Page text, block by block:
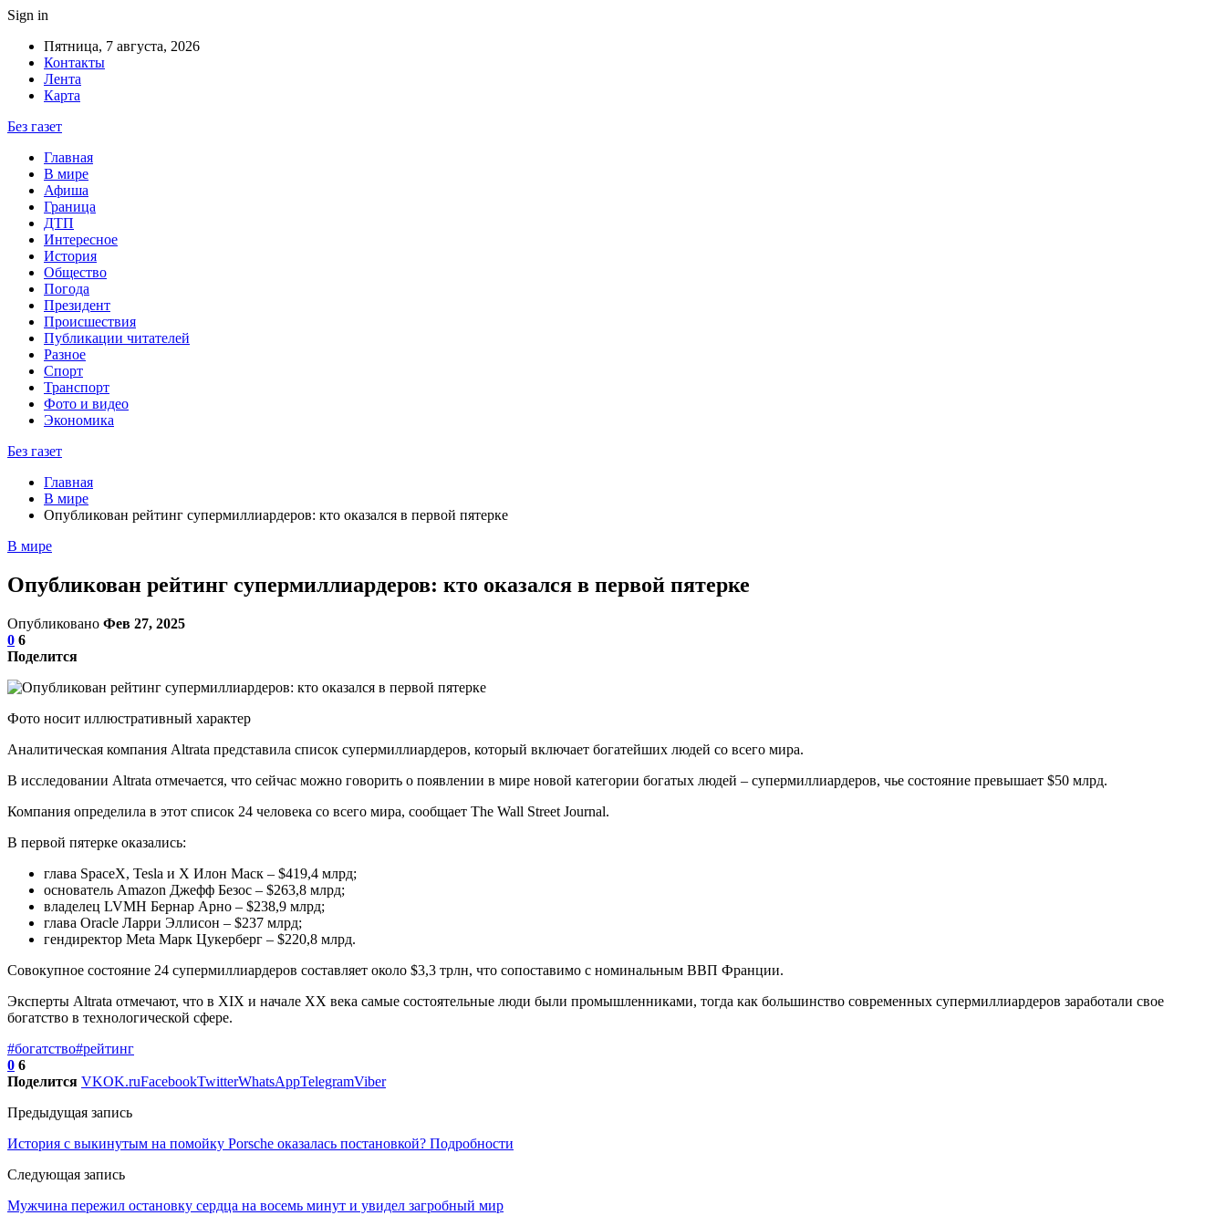
Sign in
Пятница, 7 августа, 2026
Контакты
Лента
Карта
Без газет
Главная
В мире
Афиша
Граница
ДТП
Интересное
История
Общество
Погода
Президент
Происшествия
Публикации читателей
Разное
Спорт
Транспорт
Фото и видео
Экономика
Без газет
Главная
В мире
Опубликован рейтинг супермиллиардеров: кто оказался в первой пятерке
В мире
Опубликован рейтинг супермиллиардеров: кто оказался в первой пятерке
Опубликовано Фев 27, 2025
0 6
Поделится
Фото носит иллюстративный характер
Аналитическая компания Altratа представила список супермиллиардеров, который включает богатейших людей со всего мира.
В исследовании Altrata отмечается, что сейчас можно говорить о появлении в мире новой категории богатых людей – супермиллиардеров, чье состояние превышает $50 млрд.
Компания определила в этот список 24 человека со всего мира, сообщает The Wall Street Journal.
В первой пятерке оказались:
глава SpaceX, Tesla и X Илон Маск – $419,4 млрд;
основатель Amazon Джефф Безос – $263,8 млрд;
владелец LVMH Бернар Арно – $238,9 млрд;
глава Oracle Ларри Эллисон – $237 млрд;
гендиректор Meta Марк Цукерберг – $220,8 млрд.
Совокупное состояние 24 супермиллиардеров составляет около $3,3 трлн, что сопоставимо с номинальным ВВП Франции.
Эксперты Altrata отмечают, что в XIX и начале XX века самые состоятельные люди были промышленниками, тогда как большинство современных супермиллиардеров заработали свое
богатство в технологической сфере.
#богатство#рейтинг
0 6
Поделится VKOK.ruFacebookTwitterWhatsAppTelegramViber
Предыдущая запись
История с выкинутым на помойку Porsche оказалась постановкой? Подробности
Следующая запись
Мужчина пережил остановку сердца на восемь минут и увидел загробный мир